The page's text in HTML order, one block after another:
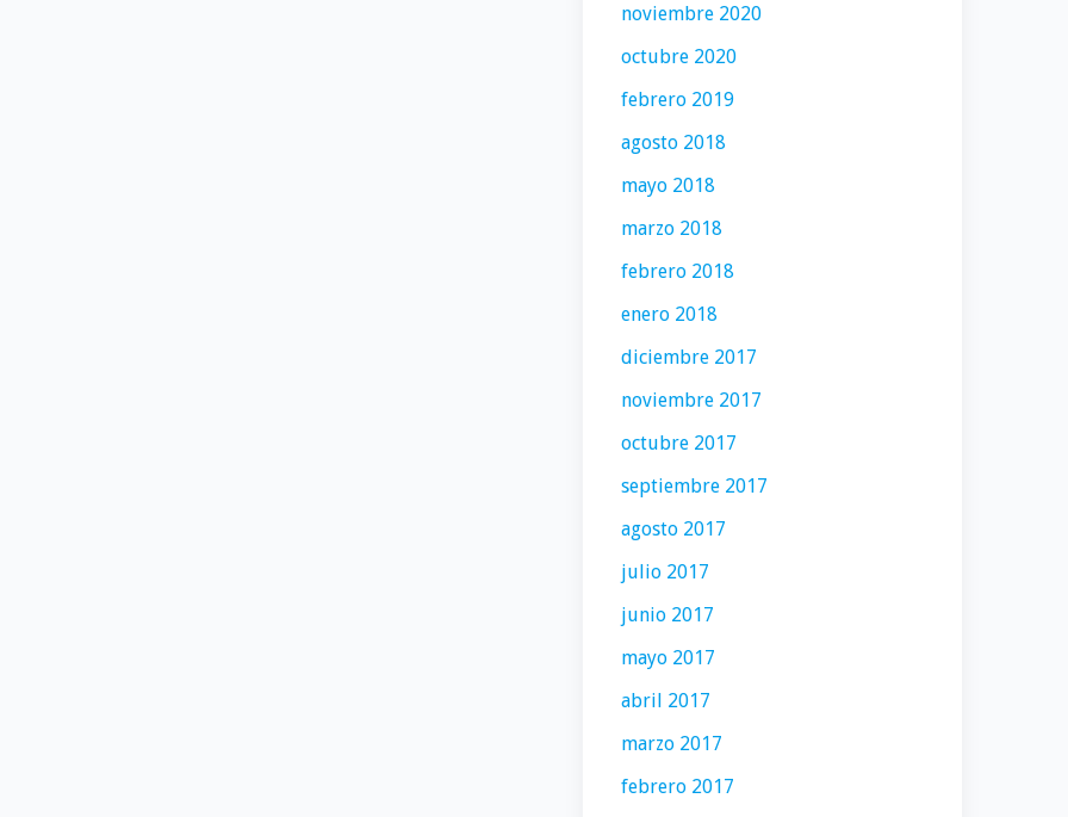
noviembre 2020
octubre 2020
febrero 2019
agosto 2018
mayo 2018
marzo 2018
febrero 2018
enero 2018
diciembre 2017
noviembre 2017
octubre 2017
septiembre 2017
agosto 2017
julio 2017
junio 2017
mayo 2017
abril 2017
marzo 2017
febrero 2017